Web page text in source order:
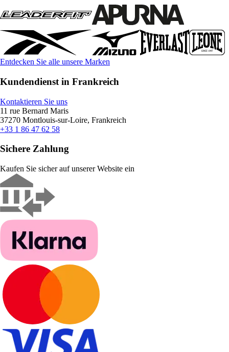
Entdecken Sie alle unsere Marken
Kundendienst in Frankreich
Kontaktieren Sie uns
11 rue Bernard Maris
37270 Montlouis-sur-Loire, Frankreich
+33 1 86 47 62 58
Sichere Zahlung
Kaufen Sie sicher auf unserer Website ein